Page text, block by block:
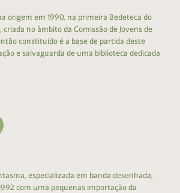
origem em 1990, na primeira Bedeteca do
criada no âmbito da Comissão de Jovens de
constituído é a base de partida deste
e salvaguarda de uma biblioteca dedicada
especializada em banda desenhada,
com uma pequenas importação da